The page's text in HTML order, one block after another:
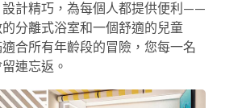
設計精巧，為每個人都提供便利——
分離式浴室和一個舒適的兒童
合所有年齡段的冒險，您每一名
連忘返。